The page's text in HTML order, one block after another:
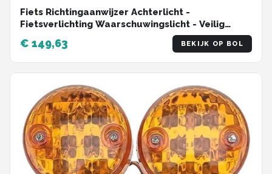
Fiets Richtingaanwijzer Achterlicht -
Fietsverlichting Waarschuwingslicht - Veilig
Fietsen - Draadloze Afstandsbediening - IPX4
Waterdicht - Zwart
€ 149,63 BEKIJK OP BOL